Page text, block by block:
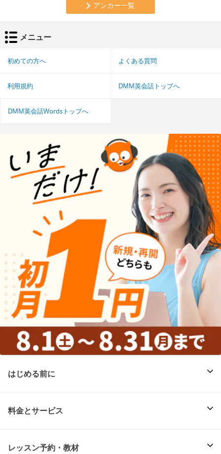
アンカー一覧
メニュー
初めての方へ よくある質問
利用規約 DMM英会話トップへ
DMM英会話Wordsトップへ
はじめる前に
料金とサービス
レッスン予約・教材